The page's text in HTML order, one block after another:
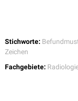
Seltener liegt eine
beispielsweise eine
oder einethrombotische
Stichworte:
Zeichen
Fachgebiete: